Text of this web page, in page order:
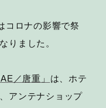
コロナの影響で祭
りました。
／唐重」 は、ホテ
アンテナショップ